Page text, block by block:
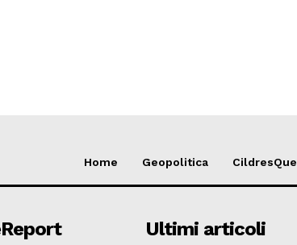
Home Geopolitica CildresQue
Ultimi articoli